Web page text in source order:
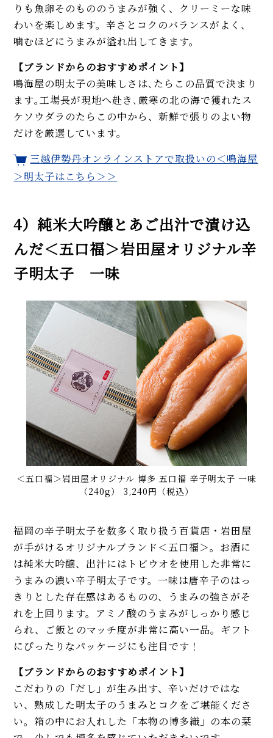
りも魚卵そのもののうまみが強く、クリーミーな味
わいを楽しめます。辛さとコクのバランスがよく、
噛むほどにうまみが溢れ出してきます。
【ブランドからのおすすめポイント】
鳴海屋の明太子の美味しさは､たらこの品質で決まり
ます｡工場長が現地へ赴き､厳寒の北の海で獲れたス
ケソウダラのたらこの中から、新鮮で張りのよい物
だけを厳選しています。
三越伊勢丹オンラインストアで取扱いの＜鳴海屋
＞明太子はこちら＞＞
4）純米大吟醸とあご出汁で漬け込
んだ＜五口福＞岩田屋オリジナル辛
子明太子 一味
＜五口福＞岩田屋オリジナル 博多 五口福 辛子明太子 一味
（240g） 3,240円（税込）
福岡の辛子明太子を数多く取り扱う百貨店・岩田屋
が手がけるオリジナルブランド＜五口福＞。お酒に
は純米大吟醸、出汁にはトビウオを使用した非常に
うまみの濃い辛子明太子です。一味は唐辛子のはっ
きりとした存在感はあるものの、うまみの強さがそ
れを上回ります。アミノ酸のうまみがしっかり感じ
られ、ご飯とのマッチ度が非常に高い一品。ギフト
にぴったりなパッケージにも注目です！
【ブランドからのおすすめポイント】
こだわりの「だし」が生み出す、辛いだけではな
い、熟成した明太子のうまみとコクをご堪能くださ
い。箱の中にお入れした「本物の博多織」の本の栞